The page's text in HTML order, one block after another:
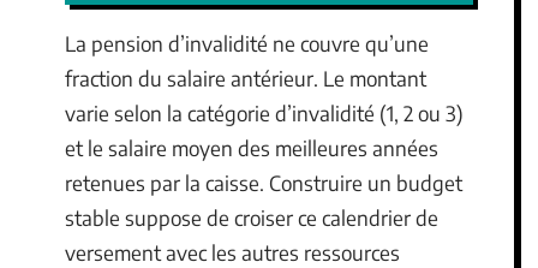
La pension d’invalidité ne couvre qu’une
fraction du salaire antérieur. Le montant
varie selon la catégorie d’invalidité (1, 2 ou 3)
et le salaire moyen des meilleures années
retenues par la caisse. Construire un budget
stable suppose de croiser ce calendrier de
versement avec les autres ressources